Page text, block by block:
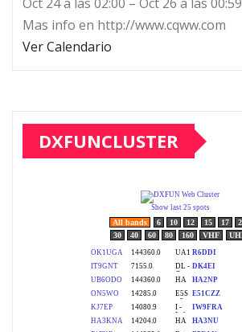
Mas info en http://www.cqww.com
Ver Calendario
DXFUNCLUSTER